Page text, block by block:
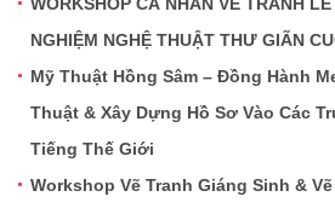
NGHIỆM NGHỆ THUẬT THƯ GIÃN
Mỹ Thuật Hồng Sâm – Đồng Hành
Thuật & Xây Dựng Hồ Sơ Vào Các
Tiếng Thế Giới
Workshop Vẽ Tranh Giáng Sinh &